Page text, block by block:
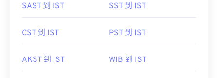
SAST 到 IST SST 到 IST
CST 到 IST PST 到 IST
AKST 到 IST WIB 到 IST